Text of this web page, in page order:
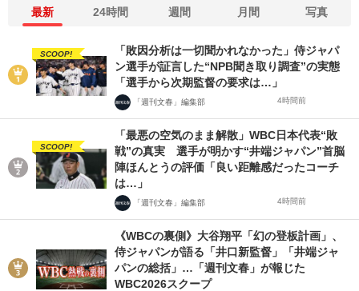
最新 24時間 週間 月間 写真
SCOOP!
「敗因分析は一切聞かれなかった」侍ジャパ
ン選手が証言した“NPB聞き取り調査”の実態
「選手から次期監督の要求は…」
「週刊文春」編集部 4時間前
SCOOP!
「最悪の空気のまま解散」WBC日本代表“敗
戦”の真実 選手が明かす“井端ジャパン”首脳
陣ほんとうの評価「良い距離感だったコーチ
は…」
「週刊文春」編集部 4時間前
《WBCの裏側》大谷翔平「幻の登板計画」、
侍ジャパンが語る「井口新監督」「井端ジャ
パンの総括」…「週刊文春」が報じた
WBC2026スクープ